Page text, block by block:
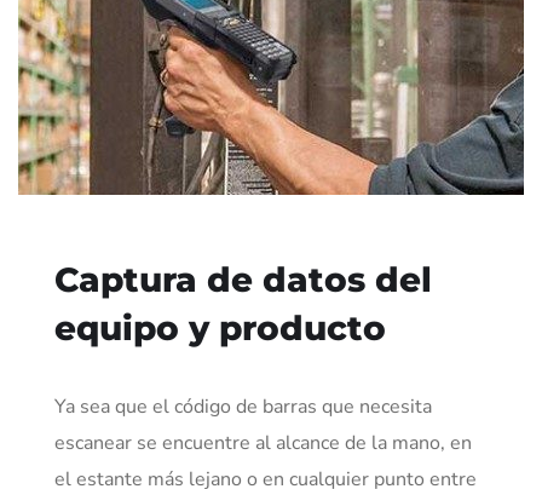
Captura de datos del
equipo y producto
Ya sea que el código de barras que necesita
escanear se encuentre al alcance de la mano, en
el estante más lejano o en cualquier punto entre